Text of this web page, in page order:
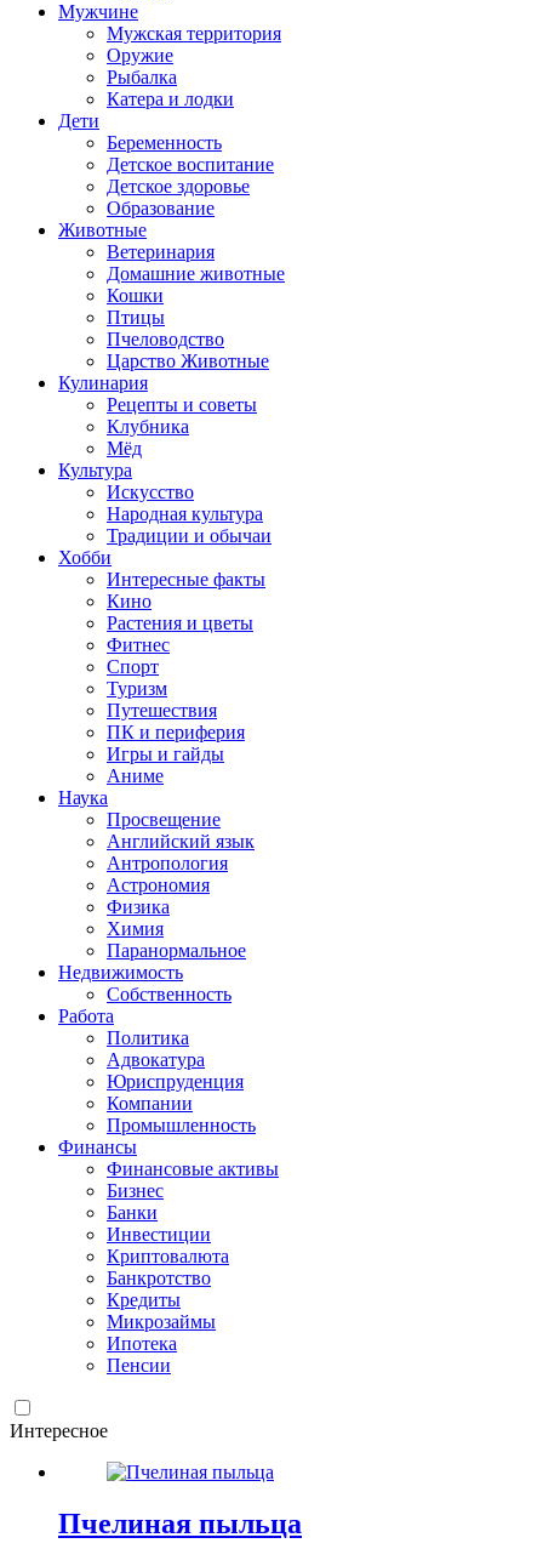
Мужчине
Мужская территория
Оружие
Рыбалка
Катера и лодки
Дети
Беременность
Детское воспитание
Детское здоровье
Образование
Животные
Ветеринария
Домашние животные
Кошки
Птицы
Пчеловодство
Царство Животные
Кулинария
Рецепты и советы
Клубника
Мёд
Культура
Искусство
Народная культура
Традиции и обычаи
Хобби
Интересные факты
Кино
Растения и цветы
Фитнес
Спорт
Туризм
Путешествия
ПК и периферия
Игры и гайды
Аниме
Наука
Просвещение
Английский язык
Антропология
Астрономия
Физика
Химия
Паранормальное
Недвижимость
Собственность
Работа
Политика
Адвокатура
Юриспруденция
Компании
Промышленность
Финансы
Финансовые активы
Бизнес
Банки
Инвестиции
Криптовалюта
Банкротство
Кредиты
Микрозаймы
Ипотека
Пенсии
Интересное
Пчелиная пыльца